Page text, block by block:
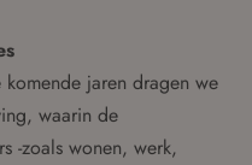
jaren dragen we
waarin de
-zoals wonen, werk,